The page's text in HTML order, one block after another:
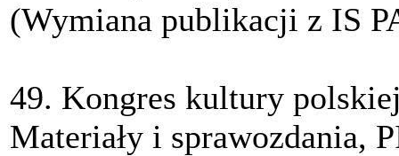
(Wymiana publikacji z IS
49. Kongres kultury
Materiały i sprawozdania,